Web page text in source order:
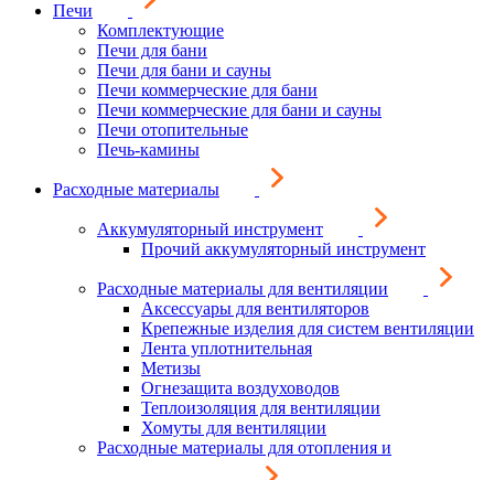
Печи
Комплектующие
Печи для бани
Печи для бани и сауны
Печи коммерческие для бани
Печи коммерческие для бани и сауны
Печи отопительные
Печь-камины
Расходные материалы
Аккумуляторный инструмент
Прочий аккумуляторный инструмент
Расходные материалы для вентиляции
Аксессуары для вентиляторов
Крепежные изделия для систем вентиляции
Лента уплотнительная
Метизы
Огнезащита воздуховодов
Теплоизоляция для вентиляции
Хомуты для вентиляции
Расходные материалы для отопления и